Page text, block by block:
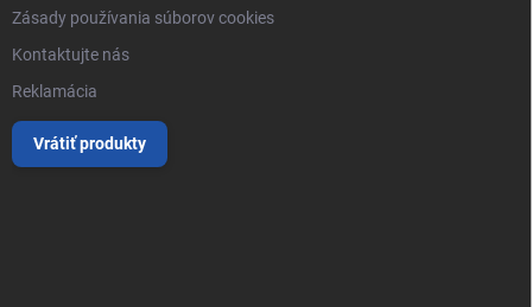
Zásady používania súborov cookies
Kontaktujte nás
Reklamácia
Vrátiť produkty